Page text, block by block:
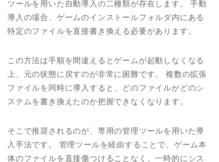
ツールを用いた自動導入の二種類が存在します。 手動
導入の場合、ゲームのインストールフォルダ内にある
特定のファイルを直接書き換える必要があります。
この方法は手順を間違えるとゲームが起動しなくなる
上、元の状態に戻すのが非常に困難です。 複数の拡張
ファイルを同時に導入すると、どのファイルがどのシ
ステムを書き換えたのか把握できなくなります。
そこで推奨されるのが、専用の管理ツールを用いた導
入手法です。 管理ツールを経由することで、ゲーム本
体のファイルを直接傷つけることなく、一時的にシス